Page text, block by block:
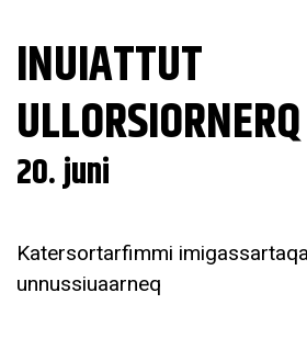
INUIATTUT
20. juni
Katersortarfimmi
unnussiuaarneq